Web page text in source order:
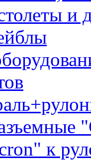
и
к